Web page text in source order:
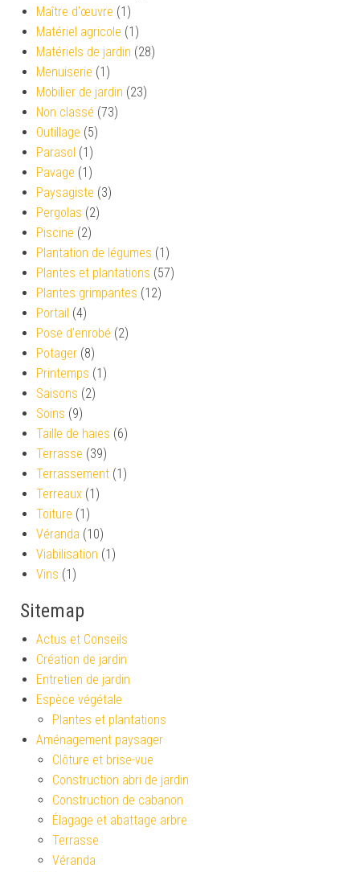
Maître d'œuvre (1)
Matériel agricole (1)
Matériels de jardin (28)
Menuiserie (1)
Mobilier de jardin (23)
Non classé (73)
Outillage (5)
Parasol (1)
Pavage (1)
Paysagiste (3)
Pergolas (2)
Piscine (2)
Plantation de légumes (1)
Plantes et plantations (57)
Plantes grimpantes (12)
Portail (4)
Pose d'enrobé (2)
Potager (8)
Printemps (1)
Saisons (2)
Soins (9)
Taille de haies (6)
Terrasse (39)
Terrassement (1)
Terreaux (1)
Toiture (1)
Véranda (10)
Viabilisation (1)
Vins (1)
Sitemap
Actus et Conseils
Création de jardin
Entretien de jardin
Espèce végétale
Plantes et plantations
Aménagement paysager
Clôture et brise-vue
Construction abri de jardin
Construction de cabanon
Élagage et abattage arbre
Terrasse
Véranda